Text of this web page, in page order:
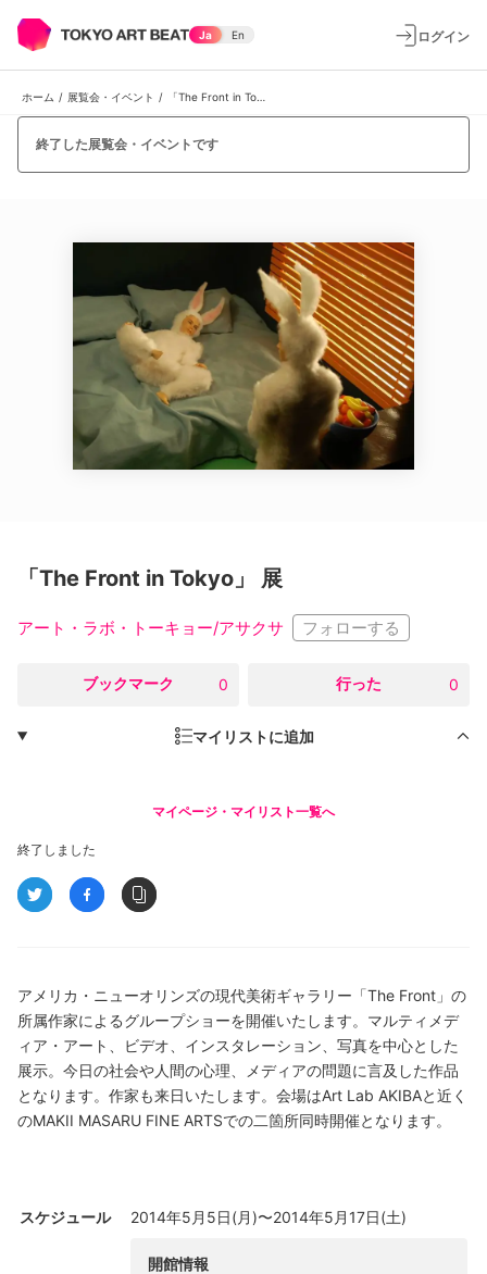
Ja En ログイン
ホーム / 展覧会・イベント /
終了した展覧会・イベントです
「The Front in Tokyo」 展
アート・ラボ・トーキョー/アサクサ フォローする
ブックマーク 0 行った 0
マイリストに追加
マイページ・マイリスト一覧へ
終了しました
アメリカ・ニューオリンズの現代美術ギャラリー「The Front」の
所属作家によるグループショーを開催いたします。マルティメデ
ィア・アート、ビデオ、インスタレーション、写真を中心とした
展示。今日の社会や人間の心理、メディアの問題に言及した作品
となります。作家も来日いたします。会場はArt Lab AKIBAと近く
のMAKII MASARU FINE ARTSでの二箇所同時開催となります。
スケジュール 2014年5月5日(月)〜2014年5月17日(土)
開館情報